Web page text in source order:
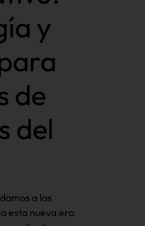
y
de
del
a las
esta nueva era